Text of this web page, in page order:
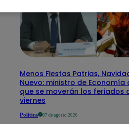
Menos Fiestas Patrias,
Nuevo: ministro de Economía
que se moverán los feriados
viernes
Política 07 de agosto 2026